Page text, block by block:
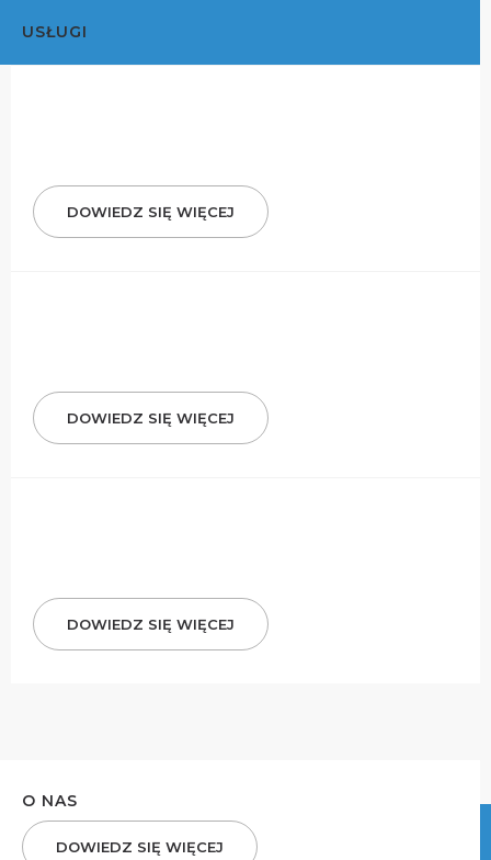
USŁUGI
DOWIEDZ SIĘ WIĘCEJ
DOWIEDZ SIĘ WIĘCEJ
DOWIEDZ SIĘ WIĘCEJ
O NAS
DOWIEDZ SIĘ WIĘCEJ